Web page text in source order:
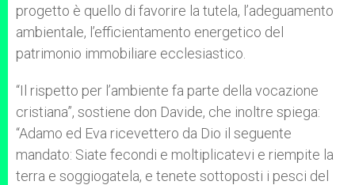
progetto è quello di favorire la tutela, l’adeguamento
ambientale, l’efficientamento energetico del
patrimonio immobiliare ecclesiastico.
“Il rispetto per l’ambiente fa parte della vocazione
cristiana”, sostiene don Davide, che inoltre spiega:
“Adamo ed Eva ricevettero da Dio il seguente
mandato: Siate fecondi e moltiplicatevi e riempite la
terra e soggiogatela, e tenete sottoposti i pesci del